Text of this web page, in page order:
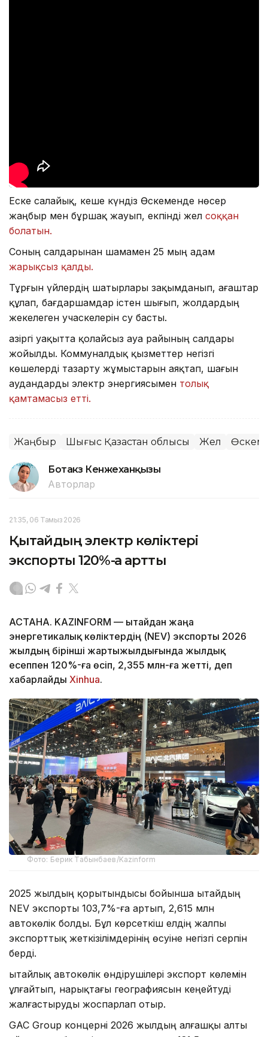
Еске салайық, кеше күндіз Өскеменде нөсер
жаңбыр мен бұршақ жауып, екпінді жел соққан
болатын.
Соның салдарынан шамамен 25 мың адам
жарықсыз қалды.
Тұрғын үйлердің шатырлары зақымданып, ағаштар
құлап, бағдаршамдар істен шығып, жолдардың
жекелеген учаскелерін су басты.
Қазіргі уақытта қолайсыз ауа райының салдары
жойылды. Коммуналдық қызметтер негізгі
көшелерді тазарту жұмыстарын аяқтап, шағын
аудандарды электр энергиясымен толық
қамтамасыз етті.
Жаңбыр Шығыс Қазақстан облысы Жел
Ботакөз Кенжеханқызы
Авторлар
21:35, 06 Тамыз 2026
Қытайдың электр көліктері
экспорты 120%-ға артты
АСТАНА. KAZINFORM — Қытайдан жаңа
энергетикалық көліктердің (NEV) экспорты 2026
жылдың бірінші жартыжылдығында жылдық
есеппен 120%-ға өсіп, 2,355 млн-ға жетті, деп
хабарлайды Xinhua.
Фото: Берик Табынбаев/Kazinform
2025 жылдың қорытындысы бойынша Қытайдың
NEV экспорты 103,7%-ға артып, 2,615 млн
автокөлік болды. Бұл көрсеткіш елдің жалпы
экспорттық жеткізілімдерінің өсуіне негізгі серпін
берді.
Қытайлық автокөлік өндірушілері экспорт көлемін
ұлғайтып, нарықтағы географиясын кеңейтуді
жалғастыруды жоспарлап отыр.
GAC Group концерні 2026 жылдың алғашқы алты